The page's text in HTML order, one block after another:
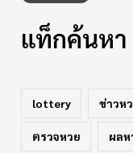
แท็กค้นหา
lottery ข่าวห
ตรวจหวย ผลห